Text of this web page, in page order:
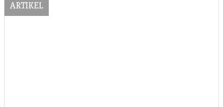
ARTIKEL